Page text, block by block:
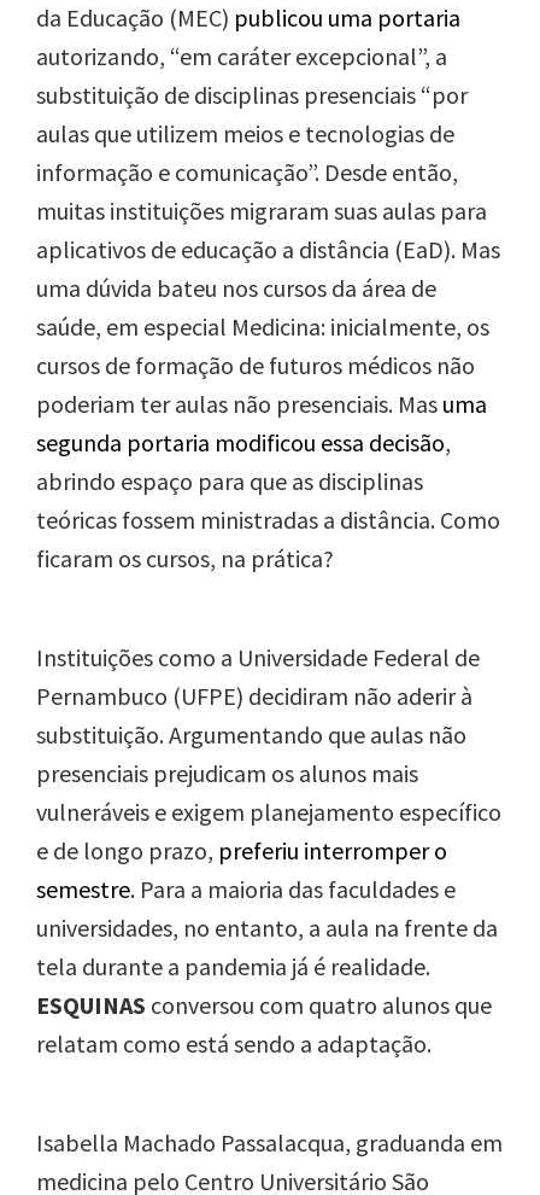
da Educação (MEC) publicou uma portaria
autorizando, “em caráter excepcional”, a
substituição de disciplinas presenciais “por
aulas que utilizem meios e tecnologias de
informação e comunicação”. Desde então,
muitas instituições migraram suas aulas para
aplicativos de educação a distância (EaD). Mas
uma dúvida bateu nos cursos da área de
saúde, em especial Medicina: inicialmente, os
cursos de formação de futuros médicos não
poderiam ter aulas não presenciais. Mas uma
segunda portaria modificou essa decisão,
abrindo espaço para que as disciplinas
teóricas fossem ministradas a distância. Como
ficaram os cursos, na prática?
Instituições como a Universidade Federal de
Pernambuco (UFPE) decidiram não aderir à
substituição. Argumentando que aulas não
presenciais prejudicam os alunos mais
vulneráveis e exigem planejamento específico
e de longo prazo, preferiu interromper o
semestre. Para a maioria das faculdades e
universidades, no entanto, a aula na frente da
tela durante a pandemia já é realidade.
ESQUINAS conversou com quatro alunos que
relatam como está sendo a adaptação.
Isabella Machado Passalacqua, graduanda em
medicina pelo Centro Universitário São